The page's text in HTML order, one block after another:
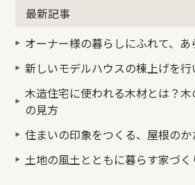
最新記事
オーナー様の暮らしにふれて、
新しいモデルハウスの棟上げを行
木造住宅に使われる木材とは？
の見方
住まいの印象をつくる、屋根のか
土地の風土とともに暮らす家づく